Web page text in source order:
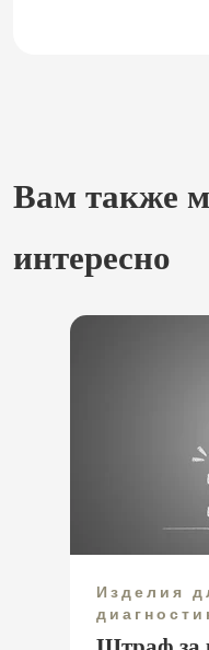
Вам также
интересно
Изделия